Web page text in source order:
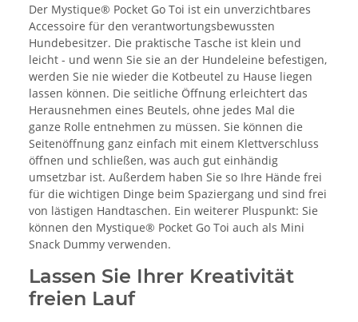
Der Mystique® Pocket Go Toi ist ein unverzichtbares
Accessoire für den verantwortungsbewussten
Hundebesitzer. Die praktische Tasche ist klein und
leicht - und wenn Sie sie an der Hundeleine befestigen,
werden Sie nie wieder die Kotbeutel zu Hause liegen
lassen können. Die seitliche Öffnung erleichtert das
Herausnehmen eines Beutels, ohne jedes Mal die
ganze Rolle entnehmen zu müssen. Sie können die
Seitenöffnung ganz einfach mit einem Klettverschluss
öffnen und schließen, was auch gut einhändig
umsetzbar ist. Außerdem haben Sie so Ihre Hände frei
für die wichtigen Dinge beim Spaziergang und sind frei
von lästigen Handtaschen. Ein weiterer Pluspunkt: Sie
können den Mystique® Pocket Go Toi auch als Mini
Snack Dummy verwenden.
Lassen Sie Ihrer Kreativität
freien Lauf